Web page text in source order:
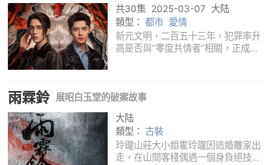
共30集 2025-03-07 大陆
類型： 都市 愛情
新元文明，二百五十三年，犯罪率升
高是否與“零度共情者”相關，正成為
討論的“零度共情者”，案子雖然順利
雨霖鈴 展昭白玉堂的破案故事
大陆
類型： 古裝
玲瓏山莊大小姐霍玲瓏因逃婚離家出
走，在山間客棧偶遇一個身負絕技又